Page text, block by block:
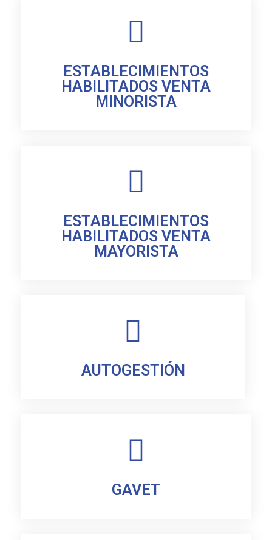
ESTABLECIMIENTOS
HABILITADOS VENTA
MINORISTA
ESTABLECIMIENTOS
HABILITADOS VENTA
MAYORISTA
AUTOGESTIÓN
GAVET